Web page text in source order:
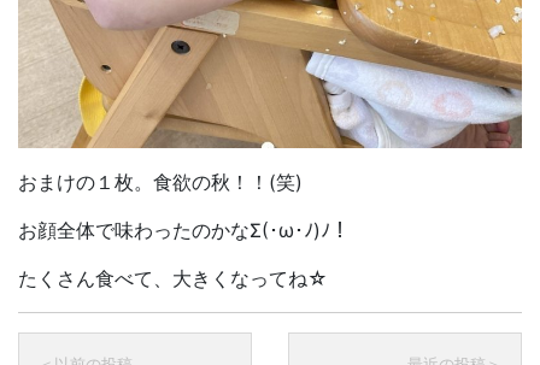
おまけの１枚。食欲の秋！！(笑)
お顔全体で味わったのかなΣ(･ω･ﾉ)ﾉ！
たくさん食べて、大きくなってね☆